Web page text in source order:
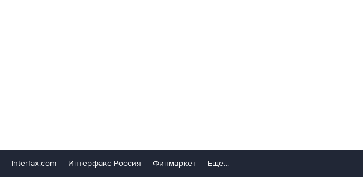
Interfax.com Интерфакс-Россия Финмаркет Еще...